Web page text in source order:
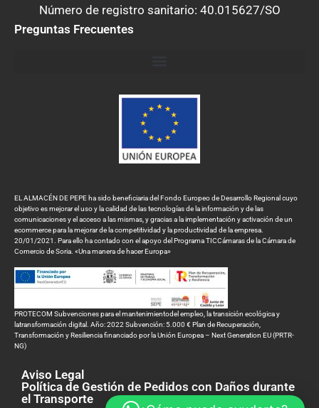
Número de registro sanitario: 40.015627/SO
Preguntas Frecuentes
EL ALMACÉN DE PEPE ha sido beneficiaria del Fondo Europeo de Desarrollo Regional cuyo
objetivo es mejorar el uso y la calidad de las tecnologías de la información y de las
comunicaciones y el acceso a las mismas, y gracias a la implementación y activación de un
ecommerce para la mejorar de la competitividad y la productividad de la empresa.
20/01/2021. Para ello ha contado con el apoyo del Programa TICCámaras de la Cámara de
Comercio de Soria. «Una manera de hacer Europa»
PROTECOM Subvenciones para el mantenimientodel empleo, la transición ecológica y
latransformación digital. Año: 2022 Subvención: 5.000 € Plan de Recuperación,
Transformación y Resiliencia financiado por la Unión Europea – Next Generation EU (PRTR-
NG)
Aviso Legal
Política de Gestión de Pedidos con Daños durante
el Transporte